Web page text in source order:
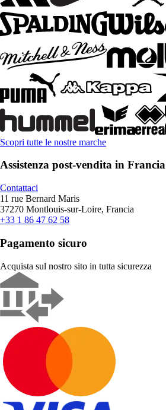
Scopri tutte le nostre marche
Assistenza post-vendita in Francia
Contattaci
11 rue Bernard Maris
37270 Montlouis-sur-Loire, Francia
+33 1 86 47 62 58
Pagamento sicuro
Acquista sul nostro sito in tutta sicurezza